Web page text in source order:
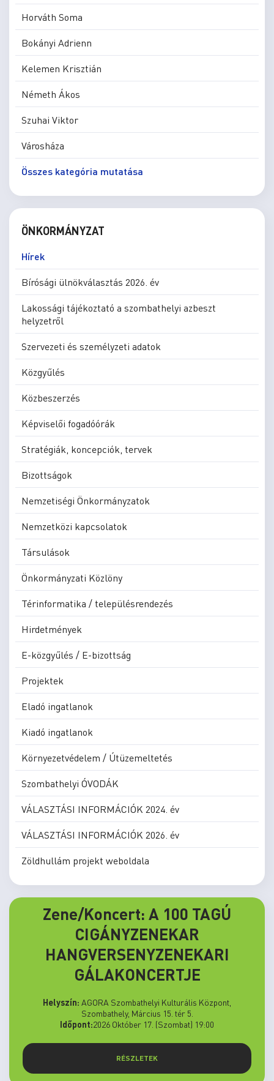
Horváth Soma
Bokányi Adrienn
Kelemen Krisztián
Németh Ákos
Szuhai Viktor
Városháza
Összes kategória mutatása
ÖNKORMÁNYZAT
Hírek
Bírósági ülnökválasztás 2026. év
Lakossági tájékoztató a szombathelyi azbeszt
helyzetről
Szervezeti és személyzeti adatok
Közgyűlés
Közbeszerzés
Képviselői fogadóórák
Stratégiák, koncepciók, tervek
Bizottságok
Nemzetiségi Önkormányzatok
Nemzetközi kapcsolatok
Társulások
Önkormányzati Közlöny
Térinformatika / településrendezés
Hirdetmények
E-közgyűlés / E-bizottság
Projektek
Eladó ingatlanok
Kiadó ingatlanok
Környezetvédelem / Útüzemeltetés
Szombathelyi ÓVODÁK
VÁLASZTÁSI INFORMÁCIÓK 2024. év
VÁLASZTÁSI INFORMÁCIÓK 2026. év
Zöldhullám projekt weboldala
Zene/Koncert: A 100 TAGÚ
CIGÁNYZENEKAR
HANGVERSENYZENEKARI
GÁLAKONCERTJE
Helyszín: AGORA Szombathelyi Kulturális Központ,
Szombathely, Március 15. tér 5.
Időpont:2026 Október 17. (Szombat) 19:00
RÉSZLETEK